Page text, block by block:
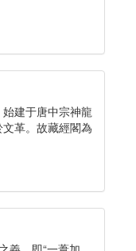
建于唐中宗神龍
革。故藏經閣為